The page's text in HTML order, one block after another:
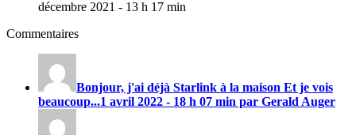
décembre 2021 - 13 h 17 min
Commentaires
Bonjour, j'ai déjà Starlink à la maison Et je vois
beaucoup...1 avril 2022 - 18 h 07 min par Gerald Auger